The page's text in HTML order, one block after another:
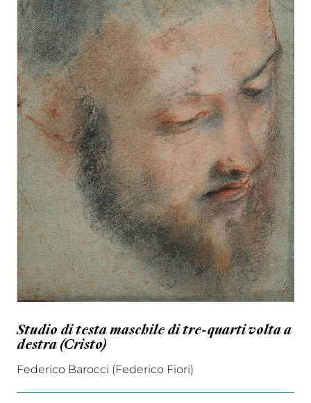
Studio di testa maschile di tre-quarti volta a
destra (Cristo)
Federico Barocci (Federico Fiori)